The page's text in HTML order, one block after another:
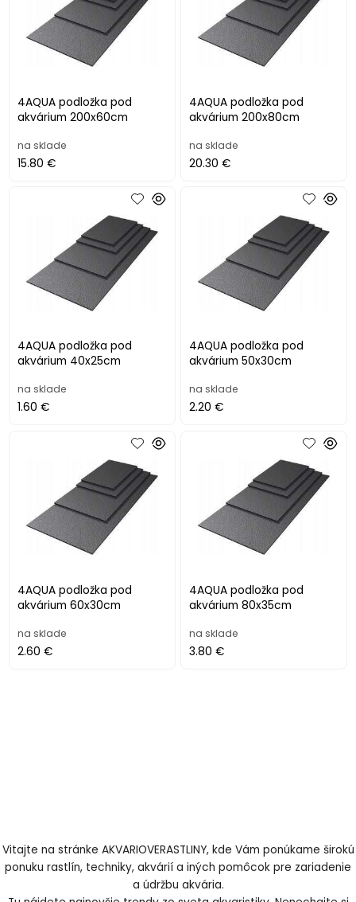
4AQUA podložka pod
akvárium 200x60cm
na sklade
15.80 €
4AQUA podložka pod
akvárium 200x80cm
na sklade
20.30 €
4AQUA podložka pod
akvárium 40x25cm
na sklade
1.60 €
4AQUA podložka pod
akvárium 50x30cm
na sklade
2.20 €
4AQUA podložka pod
akvárium 60x30cm
na sklade
2.60 €
4AQUA podložka pod
akvárium 80x35cm
na sklade
3.80 €
Vitajte na stránke AKVARIOVERASTLINY, kde Vám ponúkame širokú
ponuku rastlín, techniky, akvárií a iných pomôcok pre zariadenie
a údržbu akvária.